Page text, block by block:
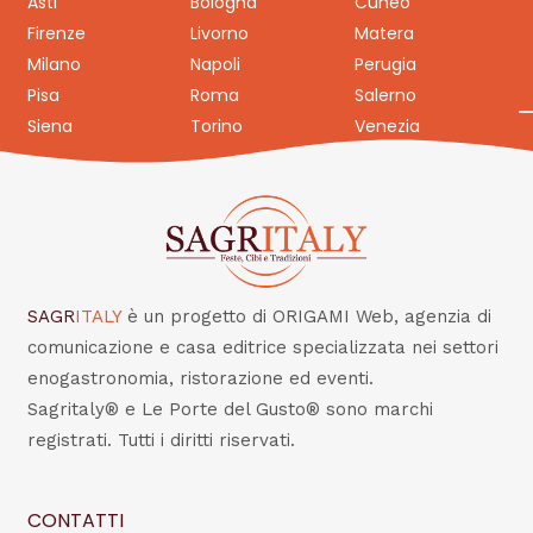
Firenze
Livorno
Matera
Milano
Napoli
Perugia
Pisa
Roma
Salerno
Siena
Torino Venezia
SAGRITALY è un progetto di ORIGAMI Web, agenzia di
comunicazione e casa editrice specializzata nei settori
enogastronomia, ristorazione ed eventi.
Sagritaly® e Le Porte del Gusto® sono marchi
registrati. Tutti i diritti riservati.
CONTATTI